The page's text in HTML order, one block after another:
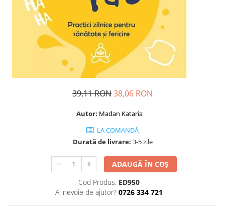
Astrologie
Seria Montauk
Seria Chico Xavier
Seria Helena Blavatsky
Viata după moarte
Alimentație
39,11 RON38,06 RON
Autor: Madan Kataria
LA COMANDĂ
Durată de livrare: 3-5 zile
ADAUGĂ ÎN COȘ
Cod Produs: ED950
Ai nevoie de ajutor? 0726 334 721